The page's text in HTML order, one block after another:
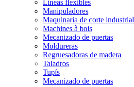
Líneas flexibles
Manipuladores
Maquinaria de corte industrial
Machines à bois
Mecanizado de puertas
Moldureras
Regruesadoras de madera
Taladros
Tupís
Mecanizado de puertas